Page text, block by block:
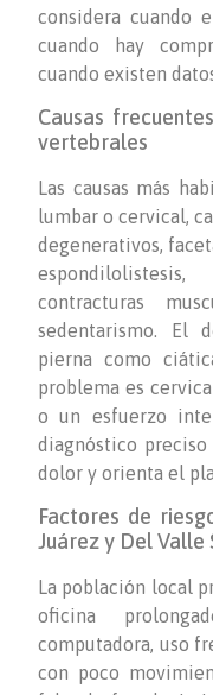
considera cuando
cuando hay
cuando existen
Causas
vertebrales
Las causas más
lumbar o cervical,
degenerativos,
contracturas
sedentarismo. El
pierna como
problema es
o un esfuerzo
diagnóstico
dolor y orienta el
Factores de
Juárez y Del Valle
La población local
oficina
computadora, uso
con poco